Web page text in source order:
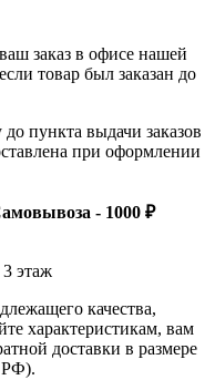
заказ в офисе нашей
товар был заказан до
пункта выдачи заказов
при оформлении
- 1000 ₽
этаж
качества,
характеристикам, вам
доставки в размере
РФ).